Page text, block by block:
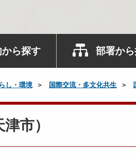
から探す 部署か
し・環境 国際交流・多文化共生
市）